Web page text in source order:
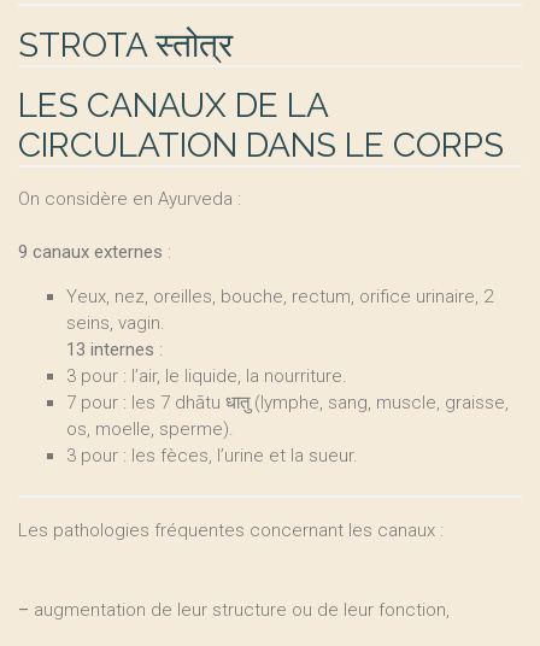
STROTA स्तोत्र
LES CANAUX DE LA
CIRCULATION DANS LE CORPS
On considère en Ayurveda :
9 canaux externes :
Yeux, nez, oreilles, bouche, rectum, orifice urinaire, 2
seins, vagin.
13 internes :
3 pour : l’air, le liquide, la nourriture.
7 pour : les 7 dhātu धातु (lymphe, sang, muscle, graisse,
os, moelle, sperme).
3 pour : les fèces, l’urine et la sueur.
Les pathologies fréquentes concernant les canaux :
– augmentation de leur structure ou de leur fonction,